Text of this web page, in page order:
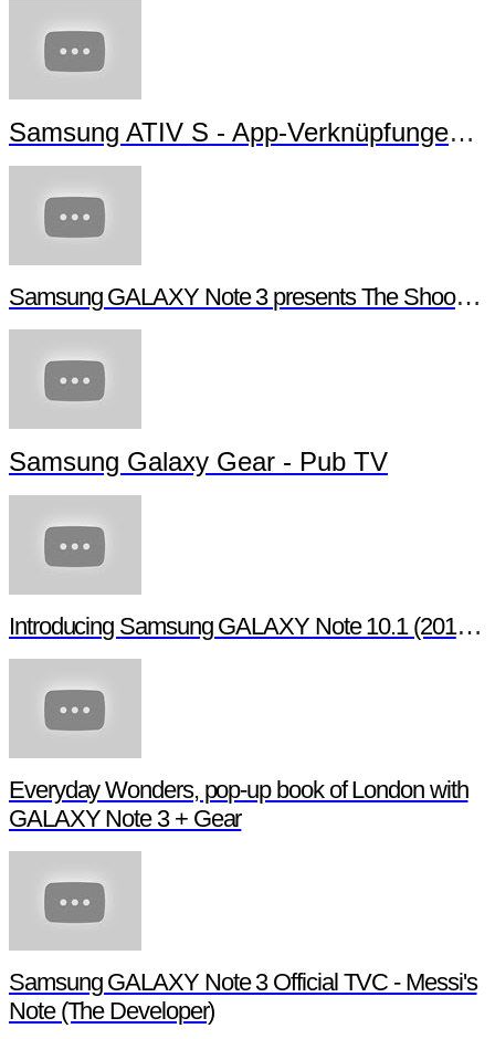
Samsung ATIV S - App-Verknüpfungen erstellen
Samsung GALAXY Note 3 presents The Shoot - Behind the scenes
Samsung Galaxy Gear - Pub TV
Introducing Samsung GALAXY Note 10.1 (2014 Edition)
Everyday Wonders, pop-up book of London with
GALAXY Note 3 + Gear
Samsung GALAXY Note 3 Official TVC - Messi's
Note (The Developer)